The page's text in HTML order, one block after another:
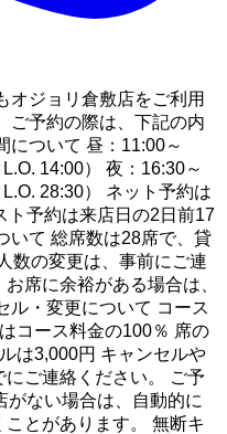
オジョリ倉敷店をご利用
ご予約の際は、下記の内
について 昼：11:00～
14:00） 夜：16:30～
28:30） ネット予約は
ト予約は来店日の2日前17
いて 総席数は28席で、貸
数の変更は、事前にご連
席に余裕がある場合は、
ル・変更について コース
コース料金の100％ 席の
は3,000円 キャンセルや
にご連絡ください。 ご予
ない場合は、自動的に
とがあります。 無断キ